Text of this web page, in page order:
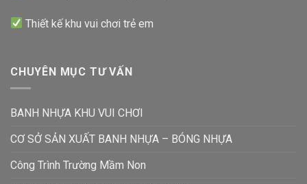
Thiết kế khu vui chơi trẻ em
CHUYÊN MỤC TƯ VẤN
BANH NHỰA KHU VUI CHƠI
CƠ SỞ SẢN XUẤT BANH NHỰA – BÓNG NHỰA
Công Trình Trường Mầm Non